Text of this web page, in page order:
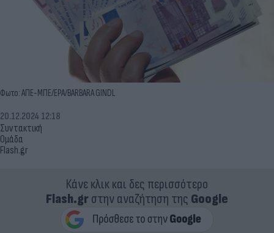
Φωτο: ΑΠΕ-ΜΠΕ/EPA/BARBARA GINDL
Συντακτική
Ομάδα
Flash.gr
20.12.2024 12:18
Κάνε κλικ και δες περισσότερο
Flash.grστην αναζήτηση της Google